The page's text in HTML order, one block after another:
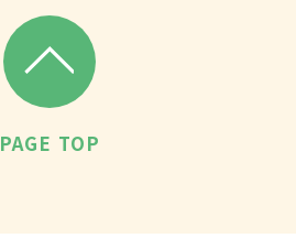
PAGE TOP